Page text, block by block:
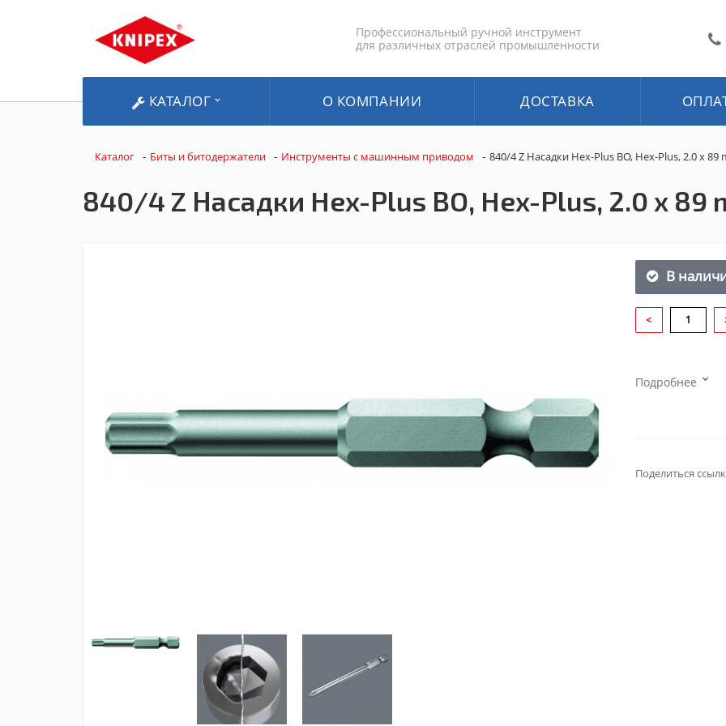
Профессиональный ручной инструмент
для различных отраслей промышленности
КАТАЛОГ О КОМПАНИИ ДОСТАВКА
Каталог - Биты и битодержатели - Инструменты с машинным приводом - 840/4 Z Насадки Hex-Plus BO, Hex-Plus, 2.0 x 89
840/4 Z Насадки Hex-Plus BO, Hex-Plus, 2.0 x 89
В
<
Подробнее
Поделиться